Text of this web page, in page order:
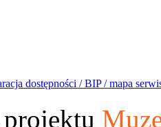
dostępności /BIP /mapa